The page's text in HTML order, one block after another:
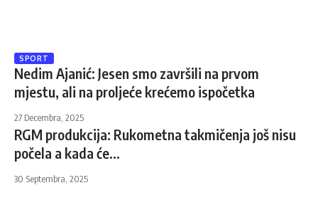
SPORT
Nedim Ajanić: Jesen smo završili na prvom
mjestu, ali na proljeće krećemo ispočetka
27 Decembra, 2025
RGM produkcija: Rukometna takmičenja još nisu
počela a kada će…
30 Septembra, 2025